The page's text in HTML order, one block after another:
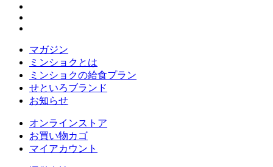
マガジン
ミンショクとは
ミンショクの給食プラン
せといろブランド
お知らせ
オンラインストア
お買い物カゴ
マイアカウント